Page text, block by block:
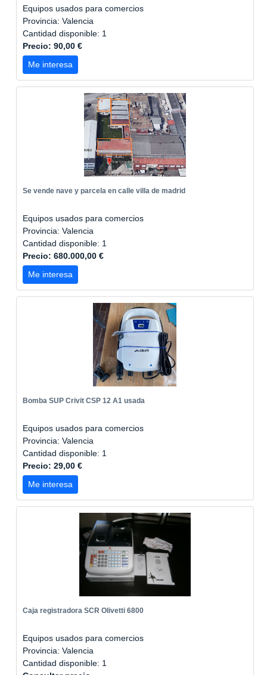
Equipos usados para comercios
Provincia: Valencia
Cantidad disponible: 1
Precio: 90,00 €
Me interesa
Se vende nave y parcela en calle villa de madrid
Equipos usados para comercios
Provincia: Valencia
Cantidad disponible: 1
Precio: 680.000,00 €
Me interesa
Bomba SUP Crivit CSP 12 A1 usada
Equipos usados para comercios
Provincia: Valencia
Cantidad disponible: 1
Precio: 29,00 €
Me interesa
Caja registradora SCR Olivetti 6800
Equipos usados para comercios
Provincia: Valencia
Cantidad disponible: 1